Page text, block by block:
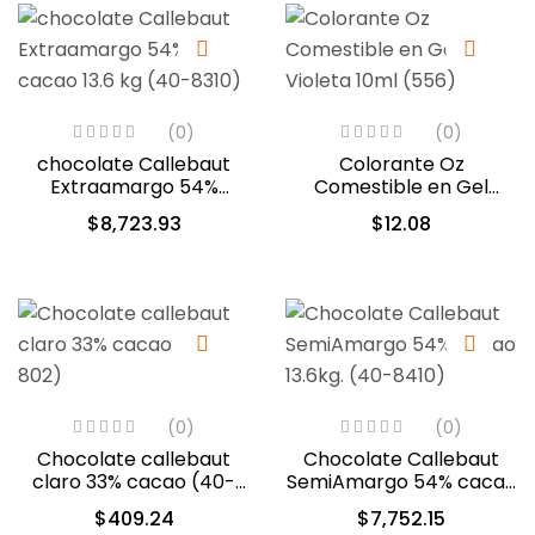
(0)
chocolate Callebaut
Extraamargo 54%
cacao 13.6 kg (40-8310)
$8,723.93
(0)
Colorante Oz
Comestible en Gel
Violeta 10ml (556)
$12.08
(0)
Chocolate callebaut
claro 33% cacao (40-
802)
$409.24
(0)
Chocolate Callebaut
SemiAmargo 54% cacao
13.6kg. (40-8410)
$7,752.15